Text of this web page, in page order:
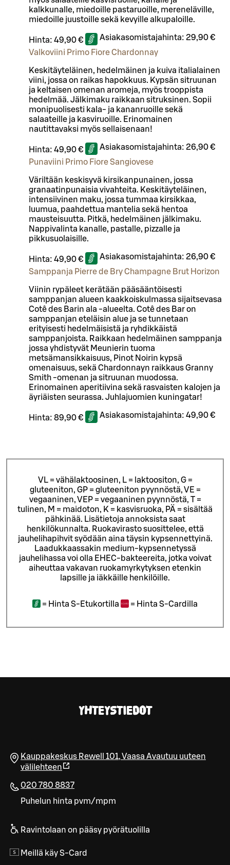
kalkkunalle, miedoille pastaruoille, mereneläville,
miedoille juustoille sekä kevyille alkupaloille.
Hinta: 49,90 € Asiakasomistajahinta: 29,90 €
Valkoviini Primo Fiore Chardonnay
Keskitäyteläinen, hedelmäinen ja kuiva italialainen
viini, jossa on raikas hapokkuus. Kypsän sitruunan
ja keltaisen omenan aromeja, myös trooppista
hedelmää. Jälkimaku raikkaan sitruksinen. Sopii
monipuolisesti kala- ja kananruoille sekä
salaateille ja kasviruoille. Erinomainen
nautittavaksi myös sellaisenaan!
Hinta: 49,90 € Asiakasomistajahinta: 26,90 €
Punaviini Primo Fiore Sangiovese
Väriltään keskisyvä kirsikanpunainen, jossa
granaatinpunaisia vivahteita. Keskitäyteläinen,
intensiivinen maku, jossa tummaa kirsikkaa,
luumua, paahdettua mantelia sekä hentoa
mausteisuutta. Pitkä, hedelmäinen jälkimaku.
Nappivalinta kanalle, pastalle, pizzalle ja
pikkusuolaisille.
Hinta: 49,90 € Asiakasomistajahinta: 26,90 €
Samppanja Pierre de Bry Champagne Brut Horizon
Viinin rypäleet kerätään pääsääntöisesti
samppanjan alueen kaakkoiskulmassa sijaitsevasa
Cotê des Barin ala -alueelta. Cotê des Bar on
samppanjan eteläisin alue ja se tunnetaan
erityisesti hedelmäisistä ja ryhdikkäistä
samppanjoista. Raikkaan hedelmäinen samppanja
jossa yhdistyvät Meunierin tuoma
metsämansikkaisuus, Pinot Noirin kypsä
omenaisuus, sekä Chardonnayn raikkaus Granny
Smith -omenan ja sitruunan muodossa.
Erinomainen aperitiivina sekä rasvaisten kalojen ja
äyriäisten seurassa. Juhlajuomien kuningatar!
Hinta: 89,90 € Asiakasomistajahinta: 49,90 €
VL = vähälaktoosinen, L = laktoositon, G =
gluteeniton, GP = gluteeniton pyynnöstä, VE =
vegaaninen, VEP = vegaaninen pyynnöstä, T =
tulinen, M = maidoton, K = kasvisruoka, PÄ = sisältää
pähkinää. Lisätietoja annoksista saat
henkilökunnalta. Ruokavirasto suosittelee, että
jauhelihapihvit syödään aina täysin kypsennettyinä.
Laadukkaassakin medium-kypsennetyssä
jauhelihassa voi olla EHEC-bakteereita, jotka voivat
aiheuttaa vakavan ruokamyrkytyksen etenkin
lapsille ja iäkkäille henkilöille.
= Hinta S-Etukortilla = Hinta S-Cardilla
YHTEYSTIEDOT
Kauppakeskus Rewell 101,Vaasa Avautuu uuteen
välilehteen
020 780 8837
Puhelun hinta pvm/mpm
Ravintolaan on pääsy pyörätuolilla
Meillä käy S-Card